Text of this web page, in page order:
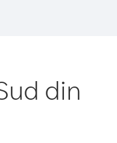
din